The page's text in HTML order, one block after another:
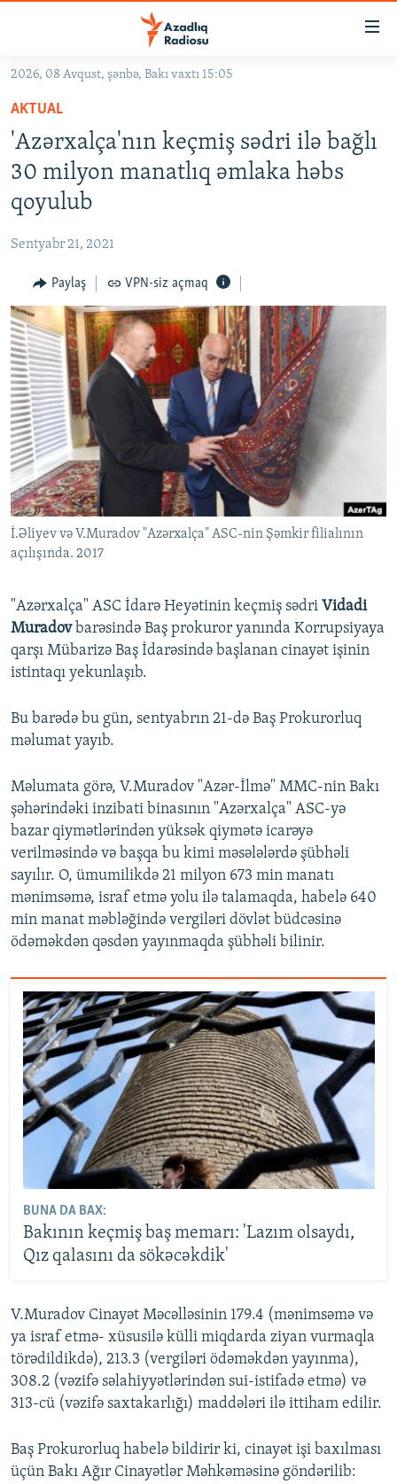
Əsas
qayıt
Əsas
naviqasiyaya
qayıt
Axtarışa
KORRUPSIOMETR
#ƏSLINDƏ
QANUNI DOĞRU
ARAŞDIRMA
MULTIMEDIA
VIDEO
FOTOQALEREYA
İNFOQRAFIKA
KARIKATURA
RADIO ARXIV
OXU ZALI
AZƏRBAYCAN ƏDƏBIYYATI KITABXANASI
İSLAM VƏ DEMOKRATIYA
İZ - MƏDƏNIYYƏT PROQRAMI
HAQQIMIZDA
MISSIYAMIZ
PEŞƏ ETIKASI VƏ JURNALISTIKA STANDARTLARIMIZ
MATERIALLARIMIZDAN ISTIFADƏ
AZADLIQRADIOSU MOBIL TELEFONUNUZDA
BIZIMLƏ ƏLAQƏ
BIZI IZLƏ
RFE/RL-in bütün saytları
2026, 08 Avqust, şənbə, Bakı vaxtı 15:05
AKTUAL
'Azərxalça'nın keçmiş sədri ilə bağlı
30 milyon manatlıq əmlaka həbs
qoyulub
Sentyabr 21, 2021
Paylaş VPN-siz açmaq
İ.Əliyev və V.Muradov "Azərxalça" ASC-nin Şəmkir filialının
açılışında. 2017
"Azərxalça" ASC İdarə Heyətinin keçmiş sədri Vidadi
Muradovbarəsində Baş prokuror yanında Korrupsiyaya
qarşı Mübarizə Baş İdarəsində başlanan cinayət işinin
istintaqı yekunlaşıb.
Bu barədə bu gün, sentyabrın 21-də Baş Prokurorluq
məlumat yayıb.
Məlumata görə, V.Muradov "Azər-İlmə" MMC-nin Bakı
şəhərindəki inzibati binasının "Azərxalça" ASC-yə
bazar qiymətlərindən yüksək qiymətə icarəyə
verilməsində və başqa bu kimi məsələlərdə şübhəli
sayılır. O, ümumilikdə 21 milyon 673 min manatı
mənimsəmə, israf etmə yolu ilə talamaqda, habelə 640
min manat məbləğində vergiləri dövlət büdcəsinə
ödəməkdən qəsdən yayınmaqda şübhəli bilinir.
BUNA DA BAX:
Bakının keçmiş baş memarı: 'Lazım olsaydı,
Qız qalasını da sökəcəkdik'
V.Muradov Cinayət Məcəlləsinin 179.4 (mənimsəmə və
ya israf etmə- xüsusilə külli miqdarda ziyan vurmaqla
törədildikdə), 213.3 (vergiləri ödəməkdən yayınma),
308.2 (vəzifə səlahiyyətlərindən sui-istifadə etmə) və
313-cü (vəzifə saxtakarlığı) maddələri ilə ittiham edilir.
Baş Prokurorluq habelə bildirir ki, cinayət işi baxılması
üçün Bakı Ağır Cinayətlər Məhkəməsinə göndərilib: